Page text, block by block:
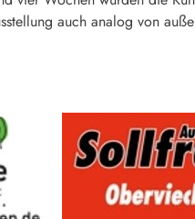
auch analog von